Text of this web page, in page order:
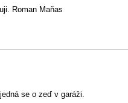
Roman Maňas
se o zeď v garáži.